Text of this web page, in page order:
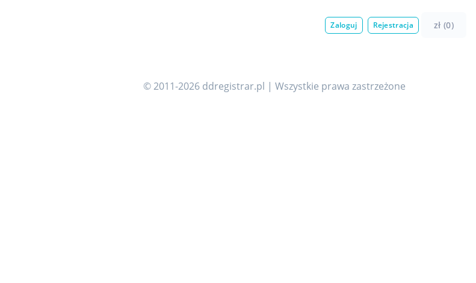
Zaloguj Rejestracja zł (0)
© 2011-2026 ddregistrar.pl | Wszystkie prawa zastrzeżone